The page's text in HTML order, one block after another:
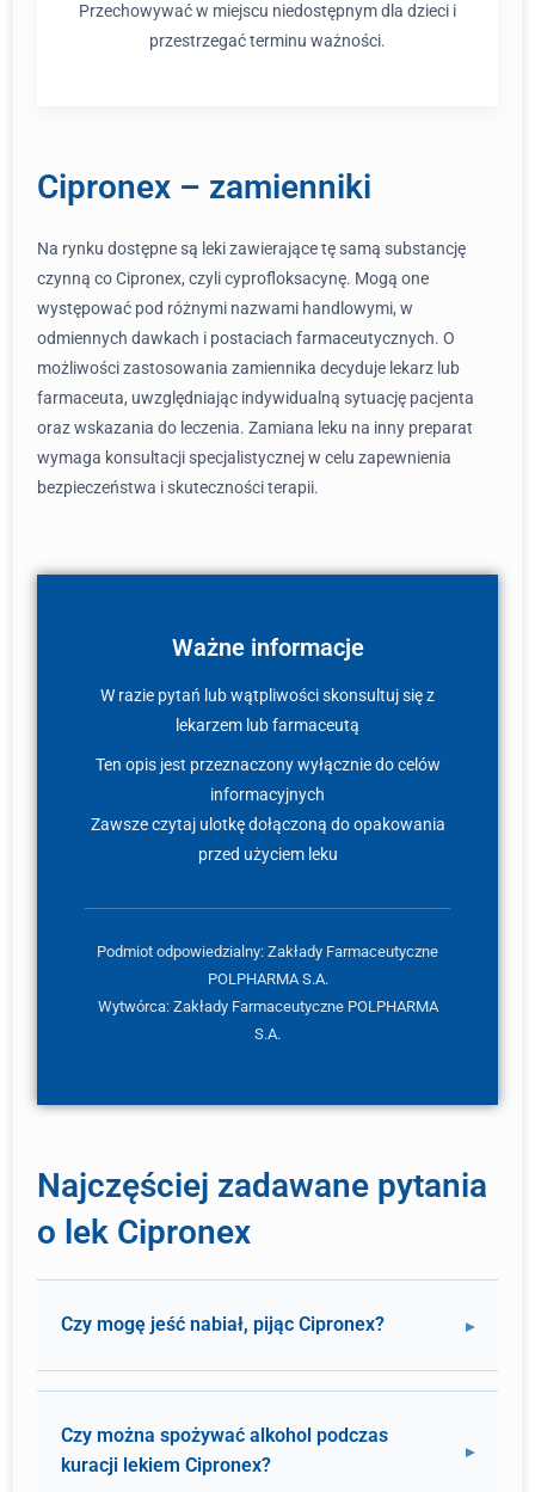
Przechowywać w miejscu niedostępnym dla dzieci i
przestrzegać terminu ważności.
Cipronex – zamienniki
Na rynku dostępne są leki zawierające tę samą substancję
czynną co Cipronex, czyli cyprofloksacynę. Mogą one
występować pod różnymi nazwami handlowymi, w
odmiennych dawkach i postaciach farmaceutycznych. O
możliwości zastosowania zamiennika decyduje lekarz lub
farmaceuta, uwzględniając indywidualną sytuację pacjenta
oraz wskazania do leczenia. Zamiana leku na inny preparat
wymaga konsultacji specjalistycznej w celu zapewnienia
bezpieczeństwa i skuteczności terapii.
Ważne informacje
W razie pytań lub wątpliwości skonsultuj się z
lekarzem lub farmaceutą
Ten opis jest przeznaczony wyłącznie do celów
informacyjnych
Zawsze czytaj ulotkę dołączoną do opakowania
przed użyciem leku
Podmiot odpowiedzialny: Zakłady Farmaceutyczne
POLPHARMA S.A.
Wytwórca: Zakłady Farmaceutyczne POLPHARMA
S.A.
Najczęściej zadawane pytania
o lek Cipronex
Czy mogę jeść nabiał, pijąc Cipronex?
Czy można spożywać alkohol podczas
kuracji lekiem Cipronex?